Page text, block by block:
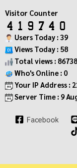
Visitor Counter
Users Today : 39
Views Today : 58
Total views :
Who's Online : 0
Your IP Address :
Server Time : 9
Facebook